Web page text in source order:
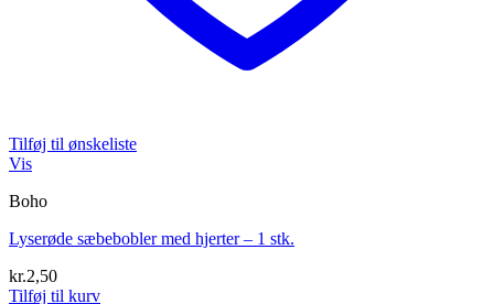
Tilføj til ønskeliste
Vis
Boho
Lyserøde sæbebobler med hjerter – 1 stk.
kr.2,50
Tilføj til kurv